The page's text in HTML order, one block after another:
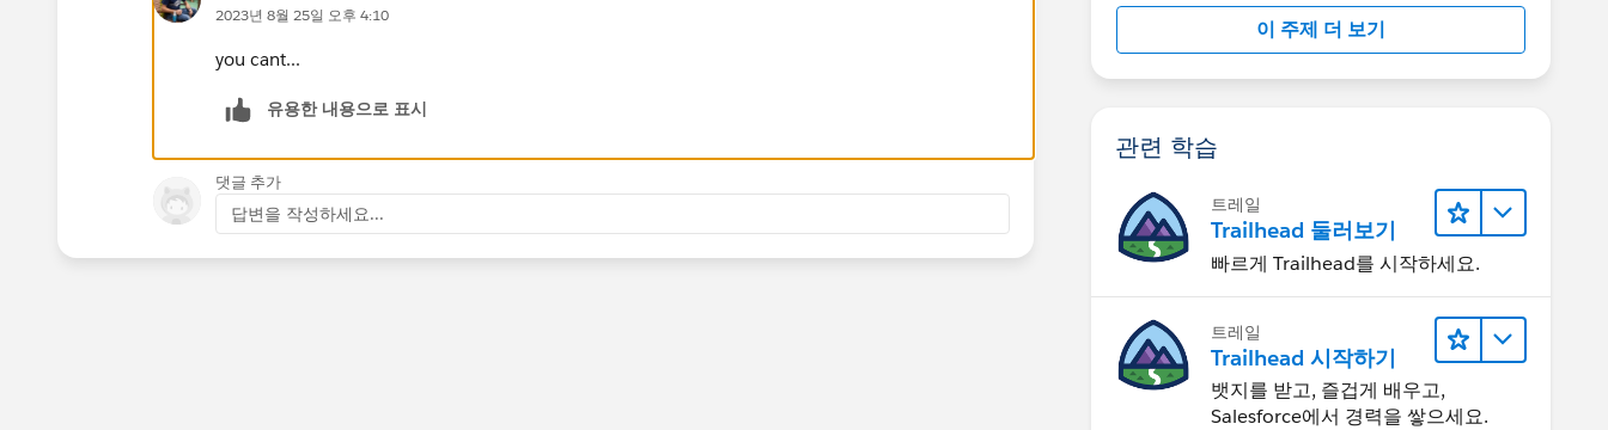
2023년 8월 25일 오후 4:10
you cant...
유용한 내용으로 표시
댓글 추가
답변을 작성하세요...
이 주제 더 보기
관련 학습
트레일
Trailhead 둘러보기
빠르게 Trailhead를 시작하세요.
트레일
Trailhead 시작하기
뱃지를 받고, 즐겁게 배우고,
Salesforce에서 경력을 쌓으세요.